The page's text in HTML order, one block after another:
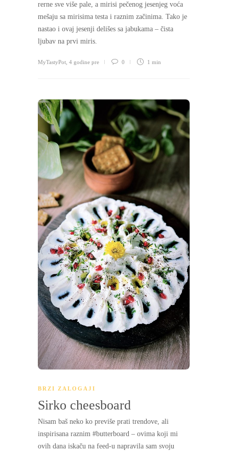
rerne sve više pale, a mirisi pečenog jesenjeg voća
mešaju sa mirisima testa i raznim začinima. Tako je
nastao i ovaj jesenji delišes sa jabukama – čista
ljubav na prvi miris.
MyTastyPot 4 godine pre 0 1 min
BRZI ZALOGAJI
Sirko cheesboard
Nisam baš neko ko previše prati trendove, ali
inspirisana raznim #butterboard – ovima koji mi
ovih dana iskaču na feed-u napravila sam svoju